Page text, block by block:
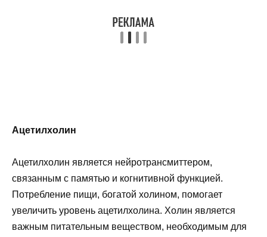
Ацетилхолин
Ацетилхолин является нейротрансмиттером,
связанным с памятью и когнитивной функцией.
Потребление пищи, богатой холином, помогает
увеличить уровень ацетилхолина. Холин является
важным питательным веществом, необходимым для